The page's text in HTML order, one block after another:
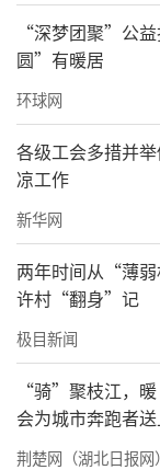
武昌区档案馆
藏特色档案资
理、数字化保
展览，让公众
死、不求回报
代代相传。
“深梦团聚”公
圆”有暖居
环球网
各级工会多措并
凉工作
新华网
两年时间从“薄
许村“翻身”记
极目新闻
“骑”聚枝江，
会为城市奔跑者
荆楚网（湖北日报网）